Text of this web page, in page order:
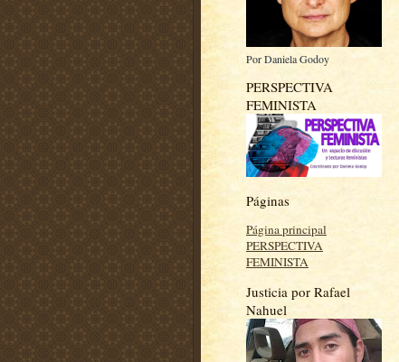
Por Daniela Godoy
PERSPECTIVA
FEMINISTA
Páginas
Página principal
PERSPECTIVA
FEMINISTA
Justicia por Rafael
Nahuel